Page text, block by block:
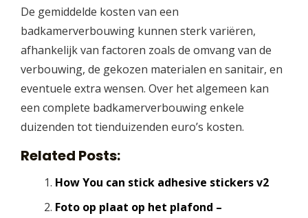
De gemiddelde kosten van een
badkamerverbouwing kunnen sterk variëren,
afhankelijk van factoren zoals de omvang van de
verbouwing, de gekozen materialen en sanitair, en
eventuele extra wensen. Over het algemeen kan
een complete badkamerverbouwing enkele
duizenden tot tienduizenden euro’s kosten.
Related Posts:
How You can stick adhesive stickers v2
Foto op plaat op het plafond –